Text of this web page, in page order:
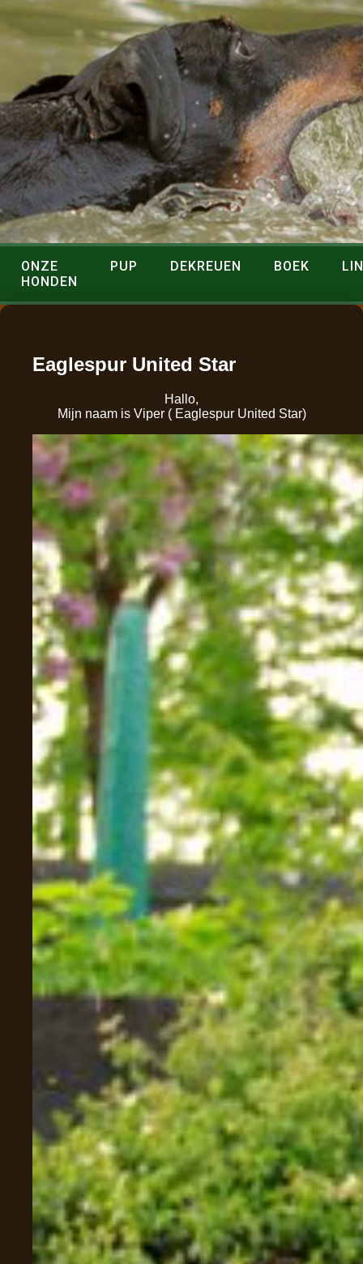
ONZE
HONDEN
PUP DEKREUEN BOEK
Eaglespur United Star
Hallo,
Mijn naam is Viper ( Eaglespur United Star)